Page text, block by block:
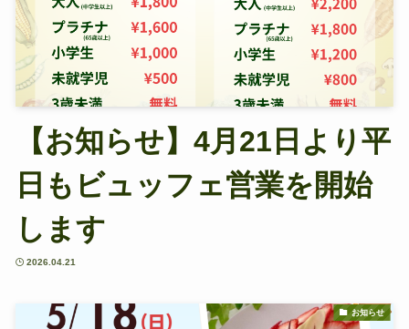
【お知らせ】4月21日より平
日もビュッフェ営業を開始
します
2026.04.21
お知らせ